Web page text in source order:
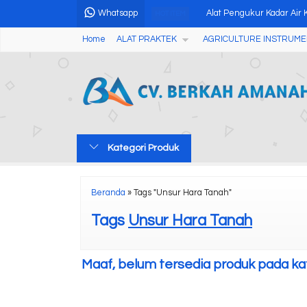
Whatsapp Alat Pengukur Kadar Air
Digital Anemometer
Halogen Moisture Meter
Home ALAT PRAKTEK AGRICULTURE
Kategori Produk
Beranda » Tags "Unsur Hara Tanah"
Tags Unsur Hara Tanah
Maaf, belum tersedia produk pada